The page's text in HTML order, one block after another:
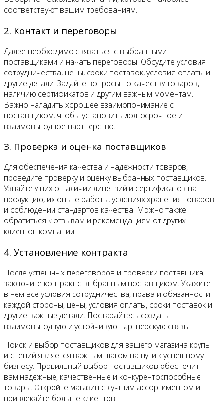
соответствуют вашим требованиям.
2. Контакт и переговоры
Далее необходимо связаться с выбранными
поставщиками и начать переговоры. Обсудите условия
сотрудничества, цены, сроки поставок, условия оплаты и
другие детали. Задайте вопросы по качеству товаров,
наличию сертификатов и другим важным моментам.
Важно наладить хорошее взаимопонимание с
поставщиком, чтобы установить долгосрочное и
взаимовыгодное партнерство.
3. Проверка и оценка поставщиков
Для обеспечения качества и надежности товаров,
проведите проверку и оценку выбранных поставщиков.
Узнайте у них о наличии лицензий и сертификатов на
продукцию, их опыте работы, условиях хранения товаров
и соблюдении стандартов качества. Можно также
обратиться к отзывам и рекомендациям от других
клиентов компании.
4. Установление контракта
После успешных переговоров и проверки поставщика,
заключите контракт с выбранным поставщиком. Укажите
в нем все условия сотрудничества, права и обязанности
каждой стороны, цены, условия оплаты, сроки поставок и
другие важные детали. Постарайтесь создать
взаимовыгодную и устойчивую партнерскую связь.
Поиск и выбор поставщиков для вашего магазина крупы
и специй является важным шагом на пути к успешному
бизнесу. Правильный выбор поставщиков обеспечит
вам надежные, качественные и конкурентоспособные
товары. Откройте магазин с лучшим ассортиментом и
привлекайте больше клиентов!